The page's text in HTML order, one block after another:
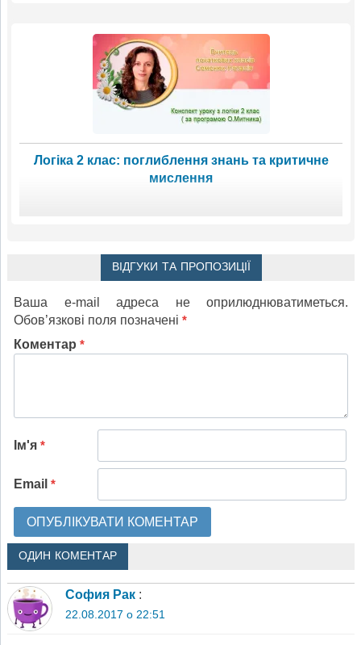
Логіка 2 клас: поглиблення знань та критичне
мислення
ВІДГУКИ ТА ПРОПОЗИЦІЇ
Ваша e-mail адреса не оприлюднюватиметься.
Обов’язкові поля позначені *
Коментар *
Ім'я *
Email *
ОДИН КОМЕНТАР
София Рак :
22.08.2017 о 22:51